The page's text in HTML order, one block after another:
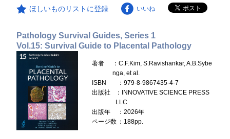
ほしいものリストに登録 いいね
Pathology Survival Guides, Series 1
Vol.15: Survival Guide to Placental Pathology
著者
：C.F.Kim, S.Ravishankar, A.B.Sybe
nga, et al.
ISBN
：979-8-9867435-4-7
出版社
：INNOVATIVE SCIENCE PRESS
LLC
出版年
：2026年
ページ数 ：188pp.